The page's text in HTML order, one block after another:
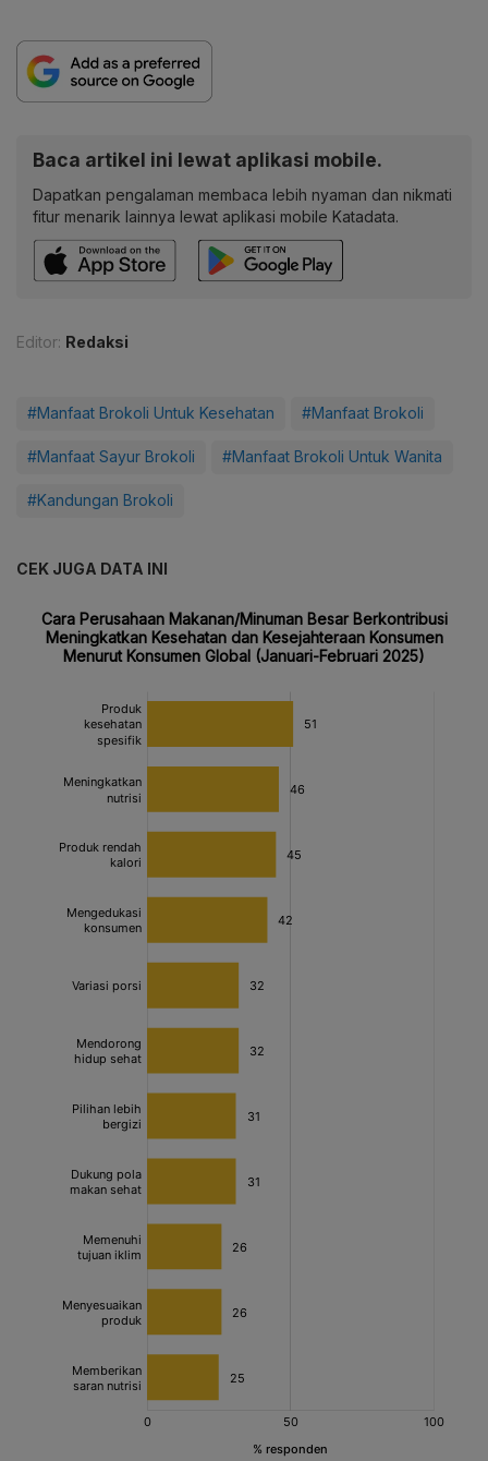
Baca artikel ini lewat aplikasi mobile.
Dapatkan pengalaman membaca lebih nyaman dan nikmati
fitur menarik lainnya lewat aplikasi mobile Katadata.
Editor: Redaksi
#Manfaat Brokoli Untuk Kesehatan #Manfaat Brokoli
#Manfaat Sayur Brokoli #Manfaat Brokoli Untuk Wanita
#Kandungan Brokoli
CEK JUGA DATA INI